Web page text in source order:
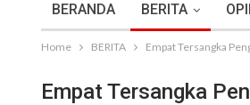
BERANDA BERITA
Home BERITA Empat Tersangka
Empat Tersangka